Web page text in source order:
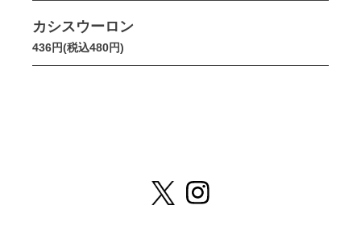
カシスウーロン
436円(税込480円)